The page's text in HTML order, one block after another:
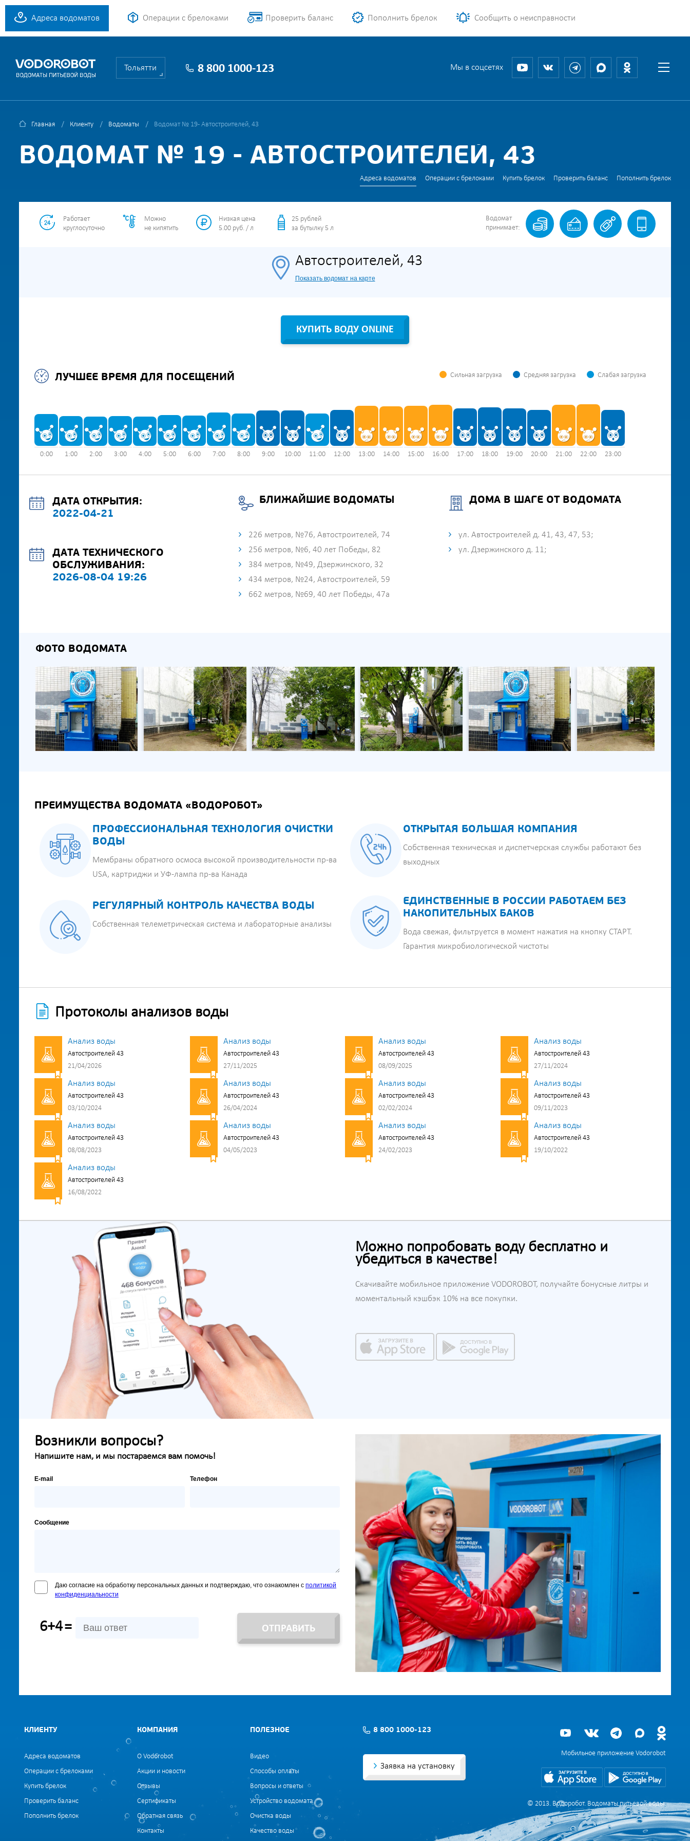
Адреса водоматов Операции с брелоками Проверить баланс Пополнить брелок Сообщить о неисправности
Тольятти 8 800 1000-123 Мы в соцсетях
Главная Клиенту Водоматы Водомат № 19 - Автостроителей, 43
ВОДОМАТ № 19 - АВТОСТРОИТЕЛЕЙ, 43
Адреса водоматов Операции с брелоками Купить брелок Проверить баланс Пополнить брелок
Работает
круглосуточно
Можно
не кипятить
Низкая цена
5.00 руб. / л
25 рублей
за бутылку 5 л
Водомат
принимает:
Автостроителей, 43
Показать водомат на карте
КУПИТЬ ВОДУ ONLINE
ЛУЧШЕЕ ВРЕМЯ ДЛЯ ПОСЕЩЕНИЙ Сильная загрузка Средняя загрузка Слабая загрузка
0:00 1:00 2:00 3:00 4:00 5:00 6:00 7:00 8:00 9:00 10:00 11:00 12:00 13:00 14:00 15:00 16:00 17:00 18:00 19:00 20:00 21:00 22:00 23:00
ДАТА ОТКРЫТИЯ:
2022-04-21
ДАТА ТЕХНИЧЕСКОГО
ОБСЛУЖИВАНИЯ:
2026-08-04 19:26
БЛИЖАЙШИЕ ВОДОМАТЫ
226 метров, №76, Автостроителей, 74
256 метров, №6, 40 лет Победы, 82
384 метров, №49, Дзержинского, 32
434 метров, №24, Автостроителей, 59
662 метров, №69, 40 лет Победы, 47а
ДОМА В ШАГЕ ОТ ВОДОМАТА
ул. Автостроителей д. 41, 43, 47, 53;
ул. Дзержинского д. 11;
ФОТО ВОДОМАТА
ПРЕИМУЩЕСТВА ВОДОМАТА «ВОДОРОБОТ»
ПРОФЕССИОНАЛЬНАЯ ТЕХНОЛОГИЯ ОЧИСТКИ
ВОДЫ
Мембраны обратного осмоса высокой производительности пр-ва
USA, картриджи и УФ-лампа пр-ва Канада
РЕГУЛЯРНЫЙ КОНТРОЛЬ КАЧЕСТВА ВОДЫ
Собственная телеметрическая система и лабораторные анализы
ОТКРЫТАЯ БОЛЬШАЯ КОМПАНИЯ
Собственная техническая и диспетчерская службы работают без
выходных
ЕДИНСТВЕННЫЕ В РОССИИ РАБОТАЕМ БЕЗ
НАКОПИТЕЛЬНЫХ БАКОВ
Вода свежая, фильтруется в момент нажатия на кнопку СТАРТ.
Гарантия микробиологической чистоты
Протоколы анализов воды
Анализ воды
Автостроителей 43
21/04/2026
Анализ воды
Автостроителей 43
27/11/2025
Анализ воды
Автостроителей 43
08/09/2025
Анализ воды
Автостроителей 43
27/11/2024
Анализ воды
Автостроителей 43
03/10/2024
Анализ воды
Автостроителей 43
26/04/2024
Анализ воды
Автостроителей 43
02/02/2024
Анализ воды
Автостроителей 43
09/11/2023
Анализ воды
Автостроителей 43
08/08/2023
Анализ воды
Автостроителей 43
04/05/2023
Анализ воды
Автостроителей 43
24/02/2023
Анализ воды
Автостроителей 43
19/10/2022
Анализ воды
Автостроителей 43
16/08/2022
Можно попробовать воду бесплатно и
убедиться в качестве!
Скачивайте мобильное приложение VODOROBOT, получайте бонусные литры и
моментальный кэшбэк 10% на все покупки.
Возникли вопросы?
Напишите нам, и мы постараемся вам помочь!
E-mail Телефон
Сообщение
Даю согласие на обработку персональных данных и подтверждаю, что ознакомлен с политикой
конфиденциальности
6+4= ОТПРАВИТЬ
КЛИЕНТУ
Адреса водоматов
Операции с брелоками
Купить брелок
Проверить баланс
Пополнить брелок
КОМПАНИЯ
О Vodorobot
Акции и новости
Отзывы
Сертификаты
Обратная связь
Контакты
ПОЛЕЗНОЕ
Видео
Способы оплаты
Вопросы и ответы
Устройство водомата
Очистка воды
Качество воды
8 800 1000-123
Заявка на установку
Мобильное приложение Vodorobot
© 2013. Водоробот. Водоматы питьевой воды.